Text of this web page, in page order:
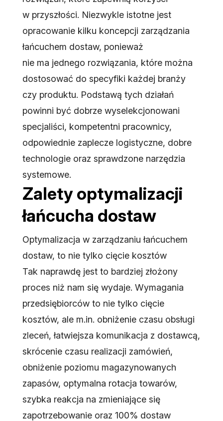
w przyszłości. Niezwykle istotne jest
opracowanie kilku koncepcji zarządzania
łańcuchem dostaw, ponieważ
nie ma jednego rozwiązania, które można
dostosować do specyfiki każdej branży
czy produktu. Podstawą tych działań
powinni być dobrze wyselekcjonowani
specjaliści, kompetentni pracownicy,
odpowiednie zaplecze logistyczne, dobre
technologie oraz sprawdzone narzędzia
systemowe.
Zalety optymalizacji
łańcucha dostaw
Optymalizacja w zarządzaniu łańcuchem
dostaw, to nie tylko cięcie kosztów
Tak naprawdę jest to bardziej złożony
proces niż nam się wydaje. Wymagania
przedsiębiorców to nie tylko cięcie
kosztów, ale m.in. obniżenie czasu obsługi
zleceń, łatwiejsza komunikacja z dostawcą,
skrócenie czasu realizacji zamówień,
obniżenie poziomu magazynowanych
zapasów, optymalna rotacja towarów,
szybka reakcja na zmieniające się
zapotrzebowanie oraz 100% dostaw